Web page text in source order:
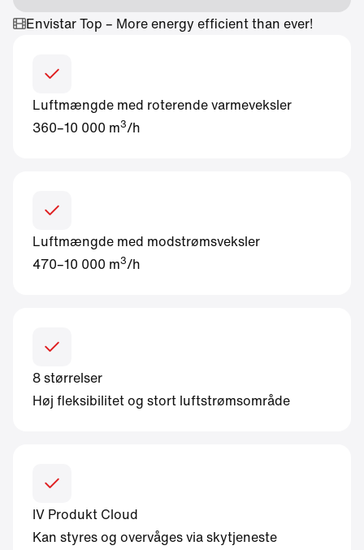
Envistar Top – More energy efficient than ever!
Luftmængde med roterende varmeveksler
360–10 000 m3/h
Luftmængde med modstrømsveksler
470–10 000 m3/h
8 størrelser
Høj fleksibilitet og stort luftstrømsområde
IV Produkt Cloud
Kan styres og overvåges via skytjeneste